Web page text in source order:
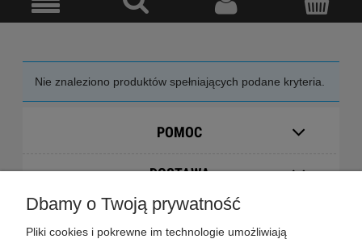
Nie znaleziono produktów spełniających podane kryteria.
POMOC
DOSTAWA
MOJE KONTO
Dbamy o Twoją prywatność
Pliki cookies i pokrewne im technologie umożliwiają